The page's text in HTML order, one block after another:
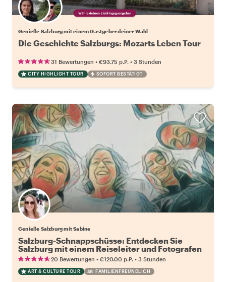
Wähle deinen Lieblingsgastgeber
Genieße Salzburg mit einem Gastgeber deiner Wahl
Die Geschichte Salzburgs: Mozarts Leben Tour
31 Bewertungen • €93.75 p.P. • 3 Stunden
CITY HIGHLIGHT TOUR SOFORT BESTÄTIGT
Genieße Salzburg mit Sabine
Salzburg-Schnappschüsse: Entdecken Sie
Salzburg mit einem Reiseleiter und Fotografen
20 Bewertungen • €120.00 p.P. • 3 Stunden
ART & CULTURE TOUR FAMILIENFREUNDLICH